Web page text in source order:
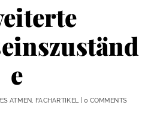
e
ATMEN, FACHARTIKEL|0 COMMENTS